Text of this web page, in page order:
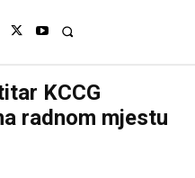
KCCG
radnom mjestu